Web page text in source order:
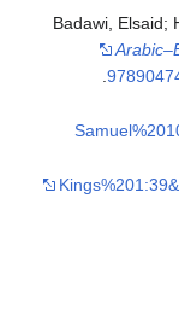
Badawi, Elsaid;
.